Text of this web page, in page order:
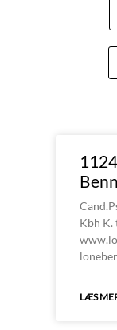
Kbh K.
LÆS